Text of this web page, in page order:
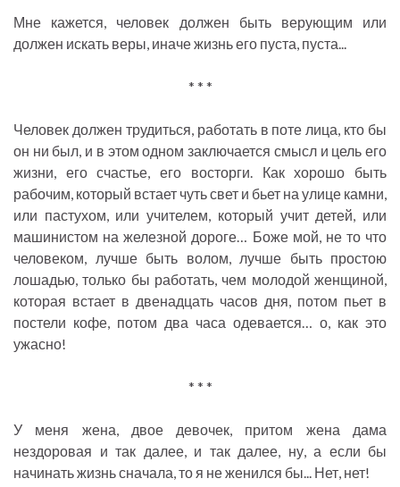
Мне кажется, человек должен быть верующим или
должен искать веры, иначе жизнь его пуста, пуста...
* * *
Человек должен трудиться, работать в поте лица, кто бы
он ни был, и в этом одном заключается смысл и цель его
жизни, его счастье, его восторги. Как хорошо быть
рабочим, который встает чуть свет и бьет на улице камни,
или пастухом, или учителем, который учит детей, или
машинистом на железной дороге… Боже мой, не то что
человеком, лучше быть волом, лучше быть простою
лошадью, только бы работать, чем молодой женщиной,
которая встает в двенадцать часов дня, потом пьет в
постели кофе, потом два часа одевается… о, как это
ужасно!
* * *
У меня жена, двое девочек, притом жена дама
нездоровая и так далее, и так далее, ну, а если бы
начинать жизнь сначала, то я не женился бы... Нет, нет!